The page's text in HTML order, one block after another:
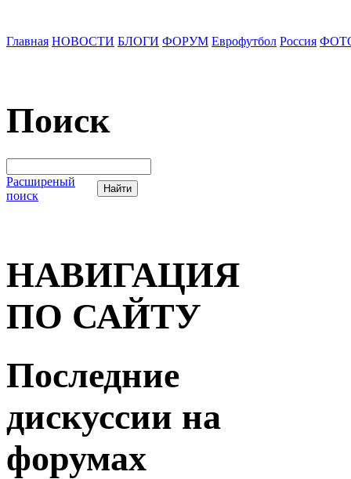
Главная НОВОСТИ БЛОГИ ФОРУМ Еврофутбол Россия
Поиск
Расширеный
поиск
НАВИГАЦИЯ
ПО САЙТУ
Последние
дискуссии на
форумах